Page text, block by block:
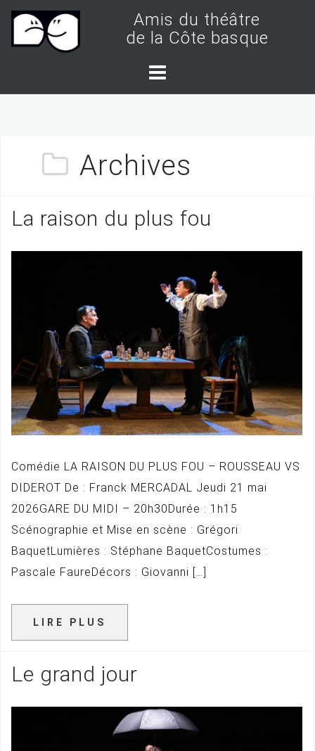
t
Amis du théâtre
de la Côte basque
Archives
La raison du plus fou
Comédie LA RAISON DU PLUS FOU – ROUSSEAU VS
DIDEROT De : Franck MERCADAL Jeudi 21 mai
2026GARE DU MIDI – 20h30Durée : 1h15
Scénographie et Mise en scène : Grégori
BaquetLumières : Stéphane BaquetCostumes :
Pascale FaureDécors : Giovanni […]
LIRE PLUS
Le grand jour